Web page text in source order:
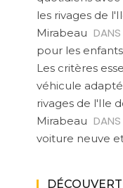
les rivages de
Mirabeau DANS
pour les enfants
Les critères
véhicule
rivages de l'Ile
Mirabeau DANS
voiture neuve